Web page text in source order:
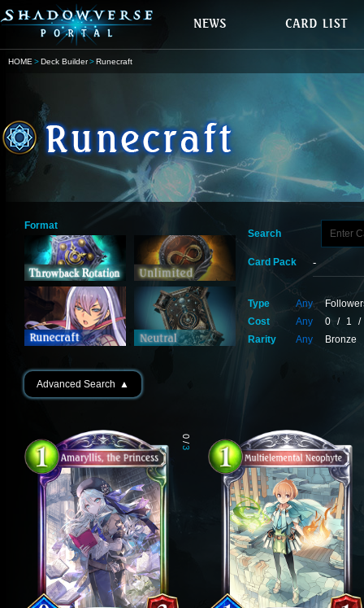
HOME Deck Builder Runecraft
Format
Search
Card Pack
Type Any
Cost
Any 0 / 1
/
Rarity
Any Bronze
Advanced Search ▲
0
/
3